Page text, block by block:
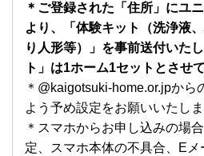
＊ご登録された「住所」にユ
より、「体験キット（洗浄液
り人形等）」を事前送付いた
ト」は1ホーム1セットとさせ
＊@kaigotsuki-home.or.jpから
よう予め設定をお願いいたしま
＊スマホからお申し込みの場
定、スマホ本体の不具合、Eメ